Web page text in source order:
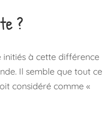
?
initiés à cette différence
Il semble que tout ce
considéré comme «